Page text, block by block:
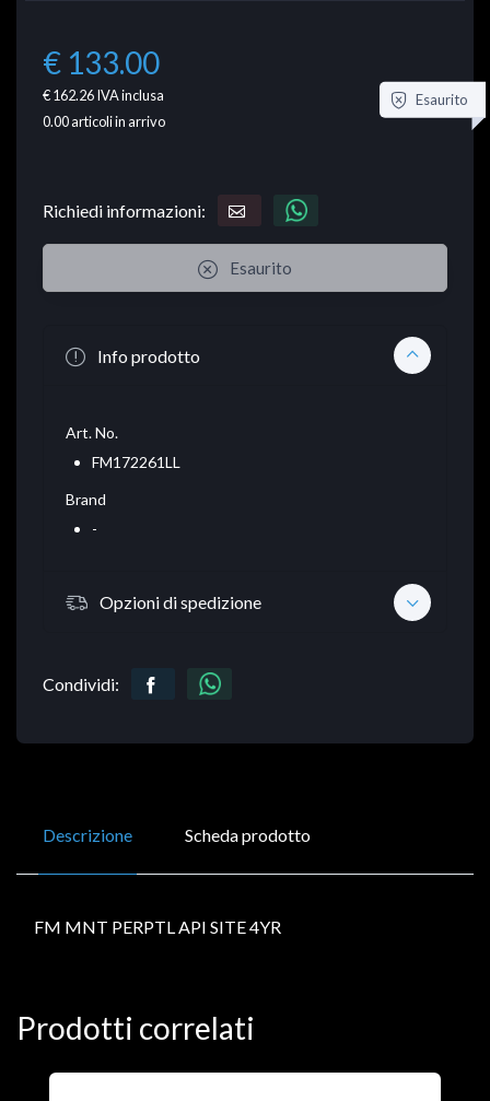
€ 133.00
€ 162.26IVA inclusa
0.00articoli in arrivo
Esaurito
Richiedi informazioni:
Esaurito
Info prodotto
Art. No.
FM172261LL
Brand
-
Opzioni di spedizione
Condividi:
Descrizione Scheda prodotto
FM MNT PERPTL API SITE 4YR
Prodotti correlati